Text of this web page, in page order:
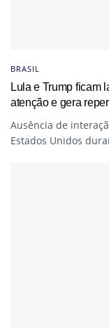
BRASIL
Lula e Trump ficam
atenção e gera
Ausência de
Estados Unidos